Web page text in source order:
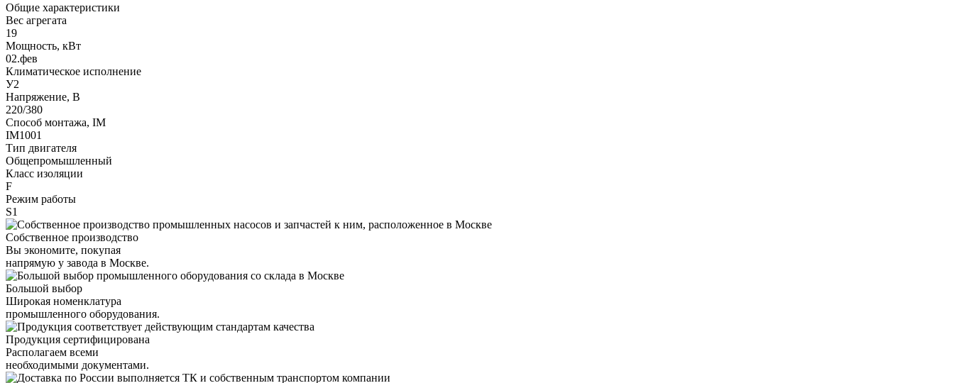
Общие характеристики
Вес агрегата
19
Мощность, кВт
02.фев
Климатическое исполнение
У2
Напряжение, В
220/380
Способ монтажа, IM
IM1001
Тип двигателя
Общепромышленный
Класс изоляции
F
Режим работы
S1
Собственное производство
Вы экономите, покупая
напрямую у завода в Москве.
Большой выбор
Широкая номенклатура
промышленного оборудования.
Продукция сертифицирована
Располагаем всеми
необходимыми документами.